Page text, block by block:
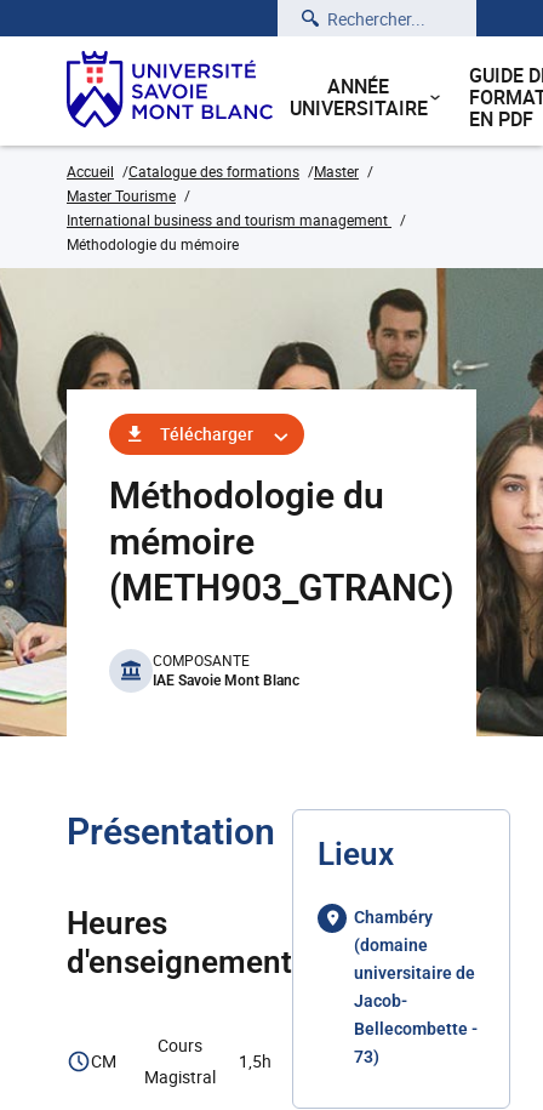
Rechercher
ANNÉE
UNIVERSITAIRE
GUIDE
EN PDF
Accueil Catalogue des formations
Master
Master Tourisme
International business and tourism management
Méthodologie du mémoire
Télécharger
Méthodologie du
mémoire
(METH903_GTRANC)
benefits
COMPOSANTE
IAE Savoie Mont Blanc
Présentation
Heures
d'enseignement
CM
Cours
Magistral
1,5h
Lieux
Chambéry
(domaine
universitaire de
Jacob-
Bellecombette -
73)